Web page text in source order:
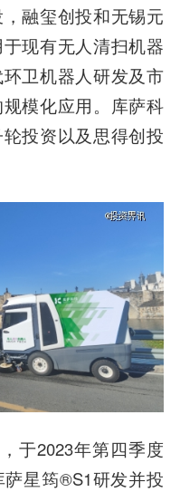
，融玺创投和无锡元
现有无人清扫机器
卫机器人研发及市
模化应用。库萨科
投资以及思得创投
于2023年第四季度
星筠®S1研发并投